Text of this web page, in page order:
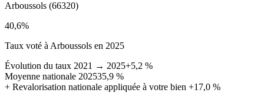
Arboussols (66320)
40,6%
Taux voté à Arboussols en 2025
Évolution du taux 2021 → 2025+5,2 %
Moyenne nationale 202535,9 %
+ Revalorisation nationale appliquée à votre bien +17,0 %